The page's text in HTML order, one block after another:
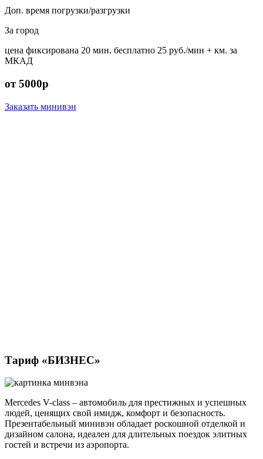
Доп. время погрузки/разгрузки
За город
цена фиксирована 20 мин. бесплатно 25 руб./мин + км. за
МКАД
от 5000р
Заказать минивэн
Тариф «БИЗНЕС»
Mercedes V-class – автомобиль для престижных и успешных
людей, ценящих свой имидж, комфорт и безопасность.
Презентабельный минивэн обладает роскошной отделкой и
дизайном салона, идеален для длительных поездок элитных
гостей и встречи из аэропорта.